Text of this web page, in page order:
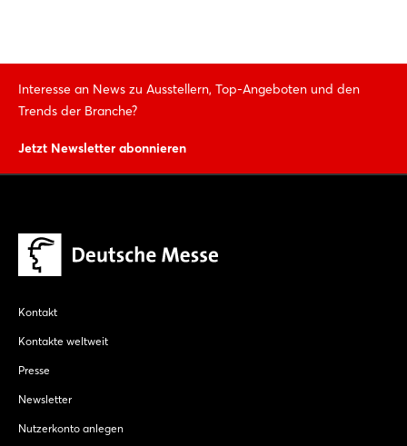
Interesse an News zu Ausstellern, Top-Angeboten und den
Trends der Branche?
Jetzt Newsletter abonnieren
Kontakt
Kontakte weltweit
Presse
Newsletter
Nutzerkonto anlegen